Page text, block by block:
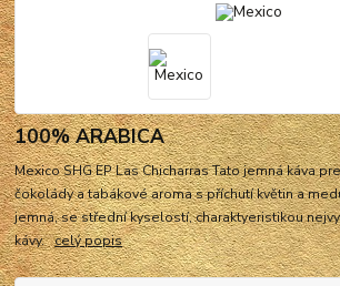
100% ARABICA
Mexico SHG EP Las Chicharras Tato jemná káva
čokolády a tabákové aroma s příchutí květin a
jemná, se střední kyselostí, charaktyeristikou
kávy.celý popis